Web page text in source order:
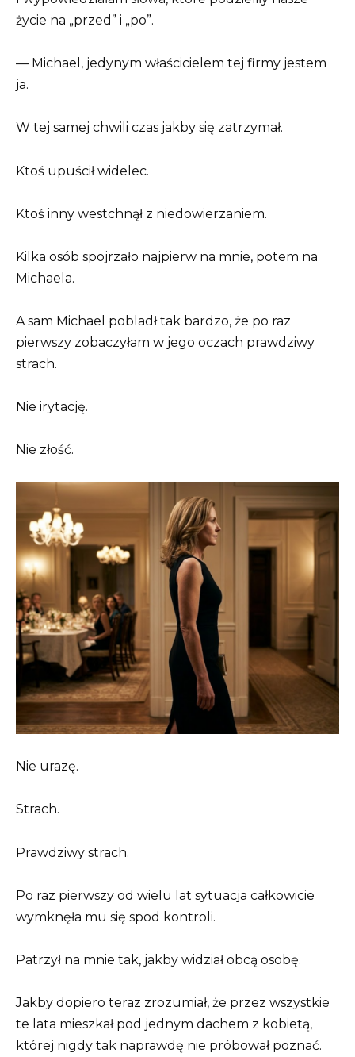
życie na „przed” i „po”.
— Michael, jedynym właścicielem tej firmy jestem
ja.
W tej samej chwili czas jakby się zatrzymał.
Ktoś upuścił widelec.
Ktoś inny westchnął z niedowierzaniem.
Kilka osób spojrzało najpierw na mnie, potem na
Michaela.
A sam Michael pobladł tak bardzo, że po raz
pierwszy zobaczyłam w jego oczach prawdziwy
strach.
Nie irytację.
Nie złość.
Nie urazę.
Strach.
Prawdziwy strach.
Po raz pierwszy od wielu lat sytuacja całkowicie
wymknęła mu się spod kontroli.
Patrzył na mnie tak, jakby widział obcą osobę.
Jakby dopiero teraz zrozumiał, że przez wszystkie
te lata mieszkał pod jednym dachem z kobietą,
której nigdy tak naprawdę nie próbował poznać.